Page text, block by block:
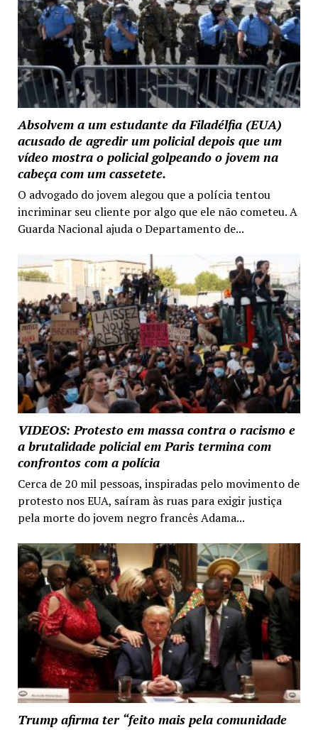
Absolvem a um estudante da Filadélfia (EUA)
acusado de agredir um policial depois que um
vídeo mostra o policial golpeando o jovem na
cabeça com um cassetete.
O advogado do jovem alegou que a polícia tentou
incriminar seu cliente por algo que ele não cometeu. A
Guarda Nacional ajuda o Departamento de...
VIDEOS: Protesto em massa contra o racismo e
a brutalidade policial em Paris termina com
confrontos com a polícia
Cerca de 20 mil pessoas, inspiradas pelo movimento de
protesto nos EUA, saíram às ruas para exigir justiça
pela morte do jovem negro francês Adama...
Trump afirma ter “feito mais pela comunidade